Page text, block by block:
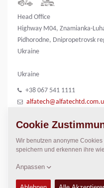
Head Office
Highway M04, Znamianka-
Pidhorodne, Dnipropetrovsk
Ukraine
Ukraine
+38 067 541 1111
STANDORT
>Directions